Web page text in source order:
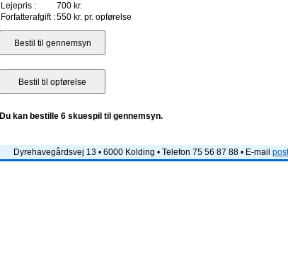
Lejepris :
700 kr.
Forfatterafgift :550 kr. pr. opførelse
Du kan bestille 6 skuespil til gennemsyn.
Dyrehavegårdsvej 13 • 6000 Kolding • Telefon 75 56 87 88 • E-mail